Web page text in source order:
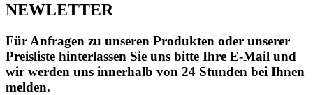
NEWLETTER
Für Anfragen zu unseren Produkten oder unserer
Preisliste hinterlassen Sie uns bitte Ihre E-Mail und
wir werden uns innerhalb von 24 Stunden bei Ihnen
melden.